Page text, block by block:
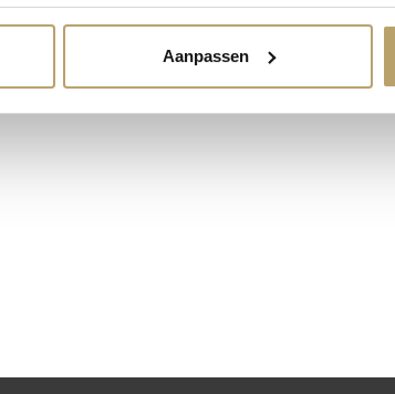
Aanpassen